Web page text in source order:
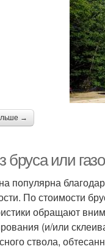
→
бруса или
популярна
По стоимости
обращают
(и/или
ствола,